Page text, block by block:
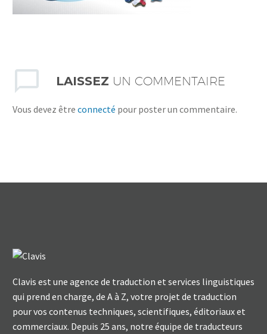
LAISSEZ UN COMMENTAIRE
Vous devez être connecté pour poster un commentaire.
Clavis est une agence de traduction et services linguistiques
qui prend en charge, de A à Z, votre projet de traduction
pour vos contenus techniques, scientifiques, éditoriaux et
commerciaux. Depuis 25 ans, notre équipe de traducteurs